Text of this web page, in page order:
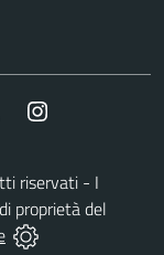
RSS
riservati - I
proprietà del